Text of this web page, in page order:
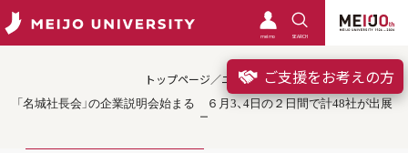
meimo SEARCH
ご支援をお考えの方
トップページ／ニュース
「名城社長会」の企業説明会始まる ６月3、4日の２日間で計48社が出展